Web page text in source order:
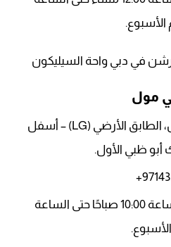
مول
: دبي مول، الطابق الأرضي (LG) – أسفل
أبو ظبي الأول.
: من الساعة 10:00 صباحًا حتى الساعة